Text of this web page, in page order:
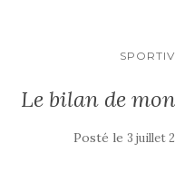
Le bilan de
Posté le 3 juillet